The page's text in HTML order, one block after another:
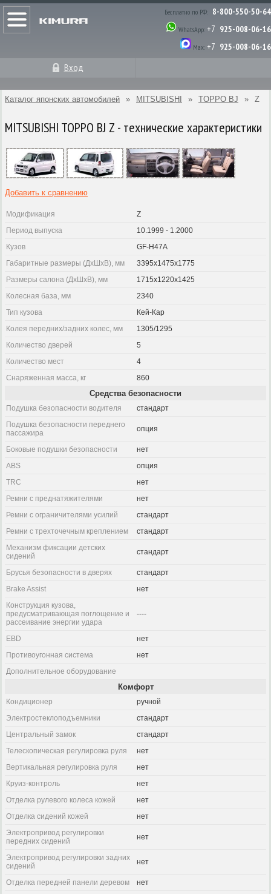
Бесплатно по РФ: 8-800-550-50-64
WhatsApp: +7 925-008-06-16
Max: +7 925-008-06-16
Вход
Каталог японских автомобилей » MITSUBISHI » TOPPO BJ » Z
MITSUBISHI TOPPO BJ Z - технические характеристики
Добавить к сравнению
Модификация
Z
Период выпуска
10.1999 - 1.2000
Кузов
GF-H47A
Габаритные размеры (ДхШхВ), мм
3395x1475x1775
Размеры салона (ДхШхВ), мм
1715x1220x1425
Колесная база, мм
2340
Тип кузова
Кей-Кар
Колея передних/задних колес, мм
1305/1295
Количество дверей
5
Количество мест
4
Снаряженная масса, кг
860
Средства безопасности
Подушка безопасности водителя
стандарт
Подушка безопасности переднего
пассажира
опция
Боковые подушки безопасности
нет
ABS
опция
TRC
нет
Ремни с преднатяжителями
нет
Ремни с ограничителями усилий
стандарт
Ремни с трехточечным креплением
стандарт
Механизм фиксации детских
сидений
стандарт
Брусья безопасности в дверях
стандарт
Brake Assist
нет
Конструкция кузова,
предусматривающая поглощение и
рассеивание энергии удара
----
EBD
нет
Противоугонная система
нет
Дополнительное оборудование
Комфорт
Кондиционер
ручной
Электростеклоподъемники
стандарт
Центральный замок
стандарт
Телескопическая регулировка руля
нет
Вертикальная регулировка руля
нет
Круиз-контроль
нет
Отделка рулевого колеса кожей
нет
Отделка сидений кожей
нет
Электропривод регулировки
передних сидений
нет
Электропривод регулировки задних
сидений
нет
Отделка передней панели деревом
нет